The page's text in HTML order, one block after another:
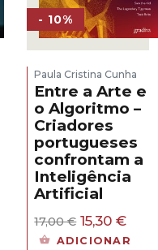
- 10%
Paula Cristina Cunha
Entre a Arte e
o Algoritmo –
Criadores
portugueses
confrontam a
Inteligência
Artificial
17,00€ O
preço
15,30€O
ADICIONAR